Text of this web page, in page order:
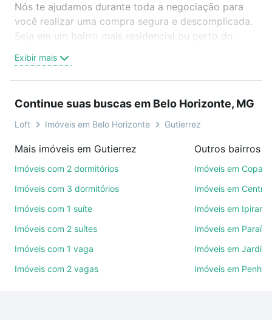
Nós te ajudamos durante toda a negociação para
você realizar uma compra segura e descomplicada.
Seja em um bairro mais residencial ou perto do
oferta ideal de Imóveis à venda em andre cavalcanti
- Gutierrez, Belo Horizonte, MG para conquistar seu
videochamada, é grátis, sem compromisso e você
ainda conta com mais de 46 mil corretores e
de imóveis.
ruas, bairros e até condomínios favoritos. Você
também pode usar os filtros como quantidade de
quartos, suítes, com ou sem vaga de garagem para
comodidades, como piscina, academia, salão de
Exibir mais
Continue suas buscas em Belo Horizonte, MG
Loft Imóveis em Belo Horizonte Gutierrez
Mais imóveis em Gutierrez
Imóveis com 2 dormitórios
Imóveis com 3 dormitórios
Imóveis com 1 suíte
Imóveis com 2 suítes
Imóveis com 1 vaga
Imóveis com 2 vagas
Imóveis em
Imóveis em Centro
Imóveis em
Imóveis em Paraíso
Imóveis em Jardim
Imóveis em Penha